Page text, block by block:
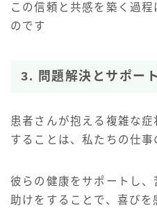
この信頼と共感を築く過
のです
3. 問題解決とサポー
患者さんが抱える複雑な
することは、私たちの仕事
彼らの健康をサポートし
助けをすることで、喜び